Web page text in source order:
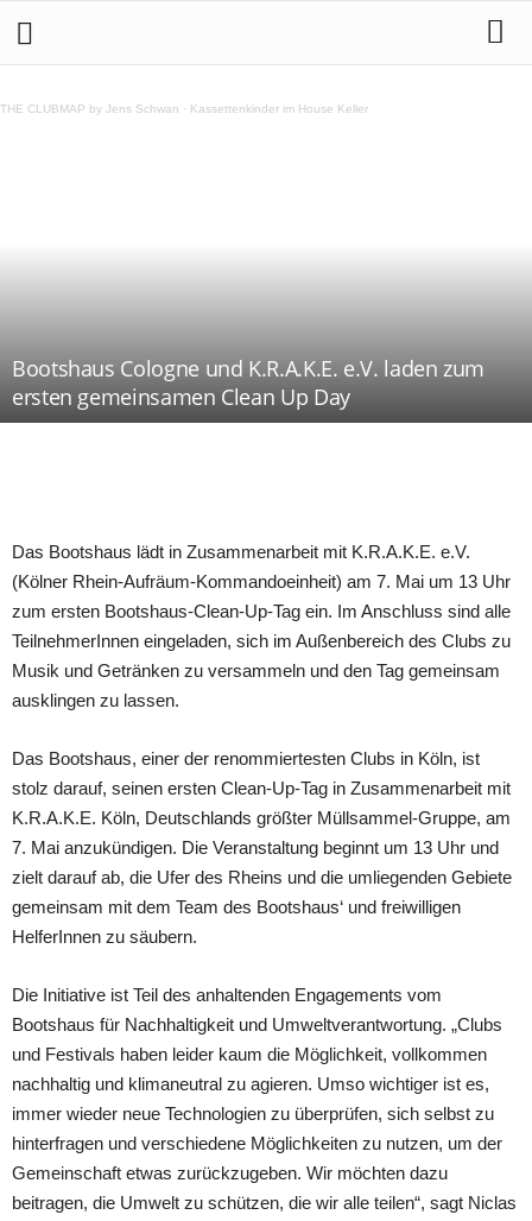
THE CLUBMAP by Jens Schwan · Kassettenkinder im House Keller
Bootshaus Cologne und K.R.A.K.E. e.V. laden zum
ersten gemeinsamen Clean Up Day
Das Bootshaus lädt in Zusammenarbeit mit K.R.A.K.E. e.V.
(Kölner Rhein-Aufräum-Kommandoeinheit) am 7. Mai um 13 Uhr
zum ersten Bootshaus-Clean-Up-Tag ein. Im Anschluss sind alle
TeilnehmerInnen eingeladen, sich im Außenbereich des Clubs zu
Musik und Getränken zu versammeln und den Tag gemeinsam
ausklingen zu lassen.
Das Bootshaus, einer der renommiertesten Clubs in Köln, ist
stolz darauf, seinen ersten Clean-Up-Tag in Zusammenarbeit mit
K.R.A.K.E. Köln, Deutschlands größter Müllsammel-Gruppe, am
7. Mai anzukündigen. Die Veranstaltung beginnt um 13 Uhr und
zielt darauf ab, die Ufer des Rheins und die umliegenden Gebiete
gemeinsam mit dem Team des Bootshaus‘ und freiwilligen
HelferInnen zu säubern.
Die Initiative ist Teil des anhaltenden Engagements vom
Bootshaus für Nachhaltigkeit und Umweltverantwortung. „Clubs
und Festivals haben leider kaum die Möglichkeit, vollkommen
nachhaltig und klimaneutral zu agieren. Umso wichtiger ist es,
immer wieder neue Technologien zu überprüfen, sich selbst zu
hinterfragen und verschiedene Möglichkeiten zu nutzen, um der
Gemeinschaft etwas zurückzugeben. Wir möchten dazu
beitragen, die Umwelt zu schützen, die wir alle teilen“, sagt Niclas